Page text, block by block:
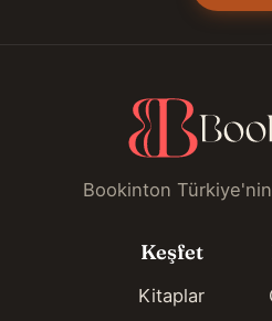
Bookinton
Keşfet
Kitaplar